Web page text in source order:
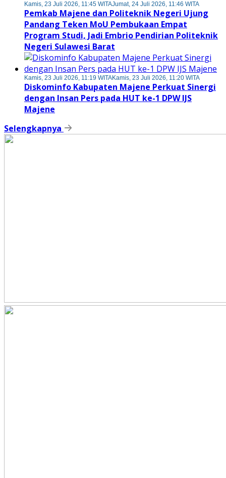
Kamis, 23 Juli 2026, 11:45 WITAJumat, 24 Juli 2026, 11:46 WITA
Pemkab Majene dan Politeknik Negeri Ujung
Pandang Teken MoU Pembukaan Empat
Program Studi, Jadi Embrio Pendirian Politeknik
Negeri Sulawesi Barat
Kamis, 23 Juli 2026, 11:19 WITAKamis, 23 Juli 2026, 11:20 WITA
Diskominfo Kabupaten Majene Perkuat Sinergi
dengan Insan Pers pada HUT ke-1 DPW IJS
Majene
Selengkapnya